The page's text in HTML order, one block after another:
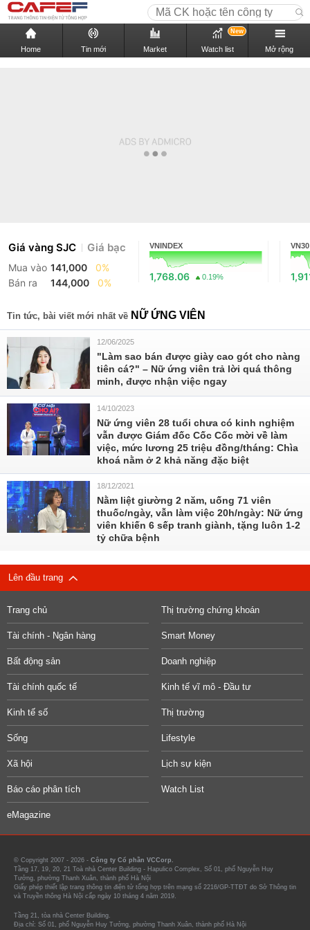
Home Tin mới Market Watch list
New
Mở rộng
Giá vàng SJC Giá bạc
Mua vào 141,000
0%
Bán ra
144,000 0%
VNINDEX
1,768.06 0.19%
VN30
Tin tức, bài viết mới nhất về NỮ ỨNG VIÊN
12/06/2025
"Làm sao bán được giày cao gót cho nàng
tiên cá?" – Nữ ứng viên trả lời quá thông
minh, được nhận việc ngay
14/10/2023
Nữ ứng viên 28 tuổi chưa có kinh nghiệm
vẫn được Giám đốc Cốc Cốc mời về làm
việc, mức lương 25 triệu đồng/tháng: Chìa
khoá nằm ở 2 khả năng đặc biệt
18/12/2021
Nằm liệt giường 2 năm, uống 71 viên
thuốc/ngày, vẫn làm việc 20h/ngày: Nữ ứng
viên khiến 6 sếp tranh giành, tặng luôn 1-2
tỷ chữa bệnh
Lên đầu trang
Trang chủ Thị trường chứng khoán
Tài chính - Ngân hàng Smart Money
Bất động sản Doanh nghiệp
Tài chính quốc tế Kinh tế vĩ mô - Đầu tư
Kinh tế số Thị trường
Sống Lifestyle
Xã hội Lịch sự kiện
Báo cáo phân tích Watch List
eMagazine
© Copyright 2007 - 2026 - Công ty Cổ phần VCCorp.
Tầng 17, 19, 20, 21 Toà nhà Center Building - Hapulico Complex, Số 01, phố Nguyễn Huy
Tưởng, phường Thanh Xuân, thành phố Hà Nội
Giấy phép thiết lập trang thông tin điện tử tổng hợp trên mạng số 2216/GP-TTĐT do Sở Thông tin
và Truyền thông Hà Nội cấp ngày 10 tháng 4 năm 2019.
Tầng 21, tòa nhà Center Building.
Địa chỉ: Số 01, phố Nguyễn Huy Tưởng, phường Thanh Xuân, thành phố Hà Nội